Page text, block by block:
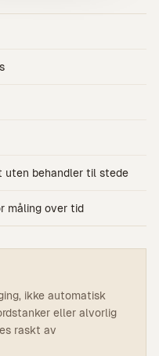
uten behandler til stede
måling over tid
ikke automatisk
eller alvorlig
raskt av